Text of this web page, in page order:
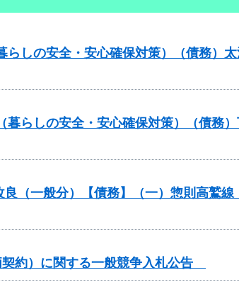
しの安全・安心確保対策）（債務）
らしの安全・安心確保対策）（債務
（一般分）【債務】（一）惣則高鷲
約）に関する一般競争入札公告